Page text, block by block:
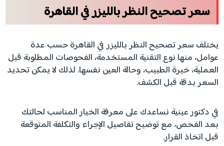
سعر تصحيح النظر بالليزر في القاهرة
يختلف سعر تصحيح النظر بالليزر في القاهرة حسب عدة
عوامل، منها نوع التقنية المستخدمة، الفحوصات المطلوبة قبل
العملية، خبرة الطبيب، وحالة العين نفسها. لذلك لا يمكن تحديد
السعر بدقة قبل الكشف.
في دكتور عينية نساعدك على معرفة الخيار المناسب لحالتك
بعد الفحص، مع توضيح تفاصيل الإجراء والتكلفة المتوقعة
قبل اتخاذ القرار.